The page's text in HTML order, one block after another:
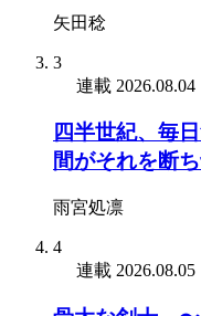
矢田稔
3
連載 2026.08.04
四半世紀、毎
間がそれを断
雨宮処凛
4
連載 2026.08.05